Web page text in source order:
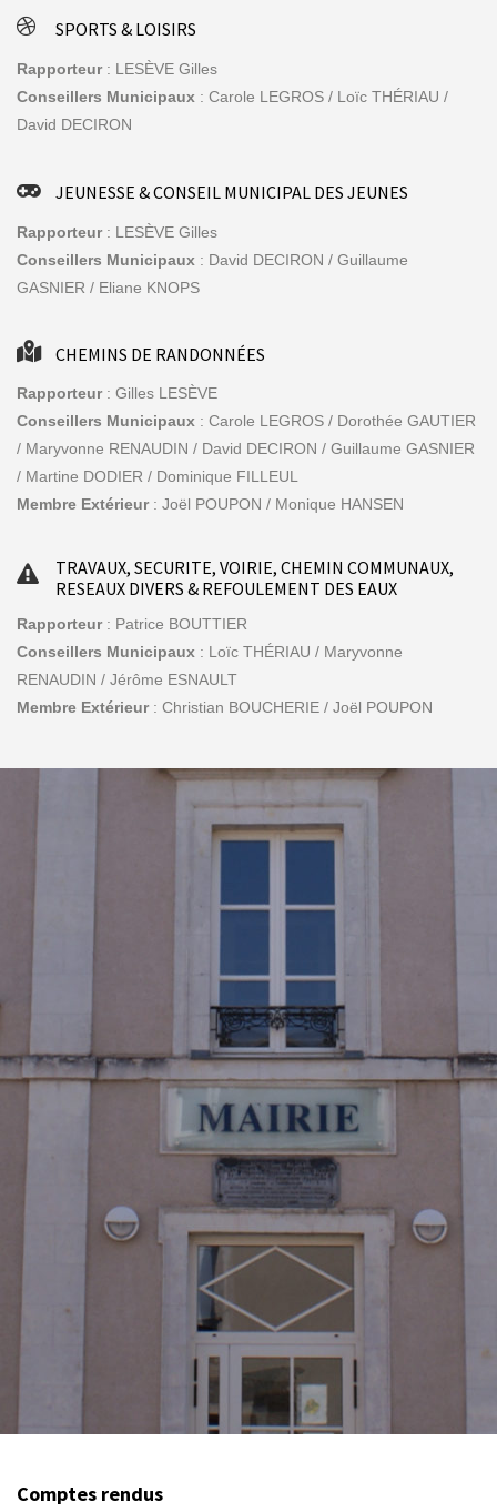
SPORTS & LOISIRS
Rapporteur: LESÈVE Gilles
Conseillers Municipaux : Carole LEGROS / Loïc THÉRIAU /
David DECIRON
JEUNESSE & CONSEIL MUNICIPAL DES JEUNES
Rapporteur: LESÈVE Gilles
Conseillers Municipaux : David DECIRON / Guillaume
GASNIER / Eliane KNOPS
CHEMINS DE RANDONNÉES
Rapporteur: Gilles LESÈVE
Conseillers Municipaux : Carole LEGROS / Dorothée GAUTIER
/ Maryvonne RENAUDIN / David DECIRON / Guillaume GASNIER
/ Martine DODIER / Dominique FILLEUL
Membre Extérieur: Joël POUPON / Monique HANSEN
TRAVAUX, SECURITE, VOIRIE, CHEMIN COMMUNAUX,
RESEAUX DIVERS & REFOULEMENT DES EAUX
Rapporteur: Patrice BOUTTIER
Conseillers Municipaux : Loïc THÉRIAU / Maryvonne
RENAUDIN / Jérôme ESNAULT
Membre Extérieur: Christian BOUCHERIE / Joël POUPON
Comptes rendus